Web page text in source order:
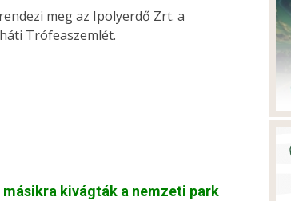
meg az Ipolyerdő Zrt. a
Trófeaszemlét.
másikra kivágták a nemzeti park